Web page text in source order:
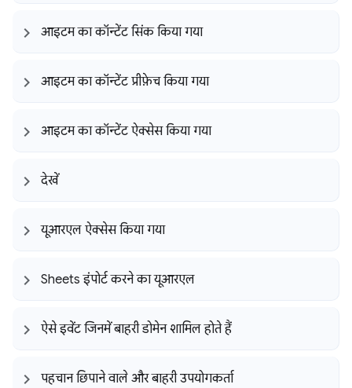
आइटम का कॉन्टेंट सिंक किया गया
आइटम का कॉन्टेंट प्रीफ़ेच किया गया
आइटम का कॉन्टेंट ऐक्सेस किया गया
देखें
यूआरएल ऐक्सेस किया गया
Sheets इंपोर्ट करने का यूआरएल
ऐसे इवेंट जिनमें बाहरी डोमेन शामिल होते हैं
पहचान छिपाने वाले और बाहरी उपयोगकर्ता